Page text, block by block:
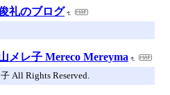
礼のブログ
メレ子 Mereco Mereyma
All Rights Reserved.